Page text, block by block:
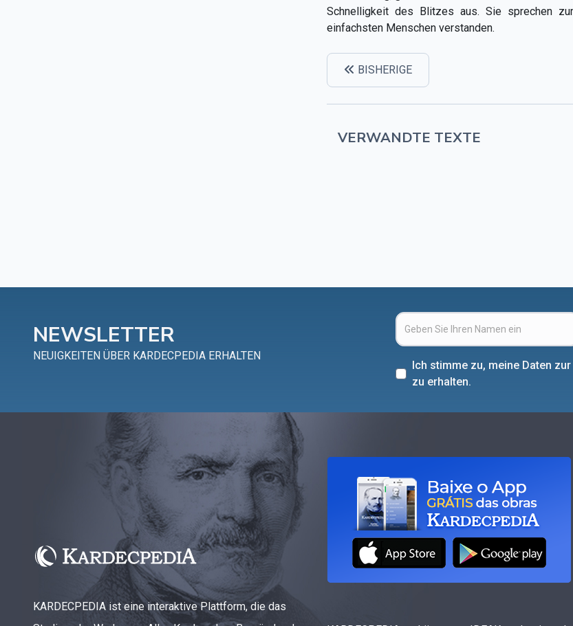
Schnelligkeit des Blitzes aus. Sie sprechen
einfachsten Menschen verstanden.
BISHERIGE
VERWANDTE TEXTE
NEWSLETTER
NEUIGKEITEN ÜBER KARDECPEDIA ERHALTEN
Ich stimme zu, meine Daten
zu erhalten.
KARDECPEDIA ist eine interaktive Plattform, die das